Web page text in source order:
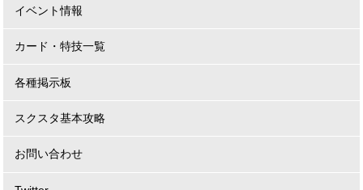
イベント情報
カード・特技一覧
各種掲示板
スクスタ基本攻略
お問い合わせ